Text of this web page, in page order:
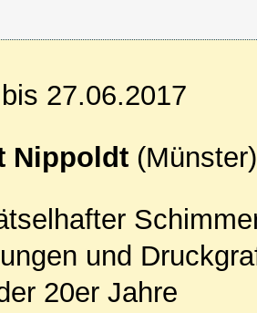
27.06.2017
Nippoldt (Münster)
und
20er Jahre